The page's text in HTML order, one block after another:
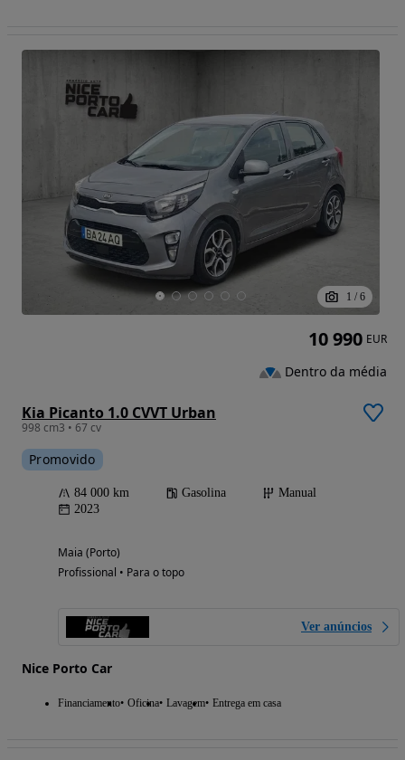
1 / 6
Kia Picanto 1.0 CVVT Urban
998 cm3 • 67 cv
Promovido
84 000 km Gasolina
Manual
2023
Maia (Porto)
Profissional • Para o topo
Ver anúncios
Nice Porto Car
Financiamento Oficina Lavagem Entrega em casa
10 990 EUR
Dentro da média